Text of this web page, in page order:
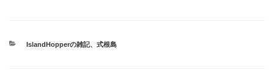
カ
IslandHopperの雑記、 式根島